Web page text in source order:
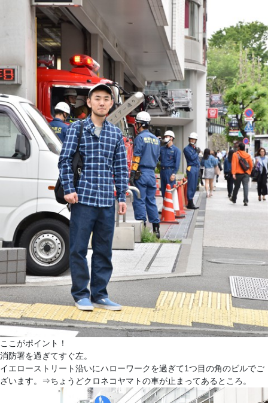
ここがポイント！
消防署を過ぎてすぐ左。
イエローストリート沿いにハローワークを過ぎて1つ目の角のビルでご
ざいます。⇒ちょうどクロネコヤマトの車が止まってあるところ。